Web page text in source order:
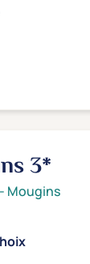
3*
- Mougins